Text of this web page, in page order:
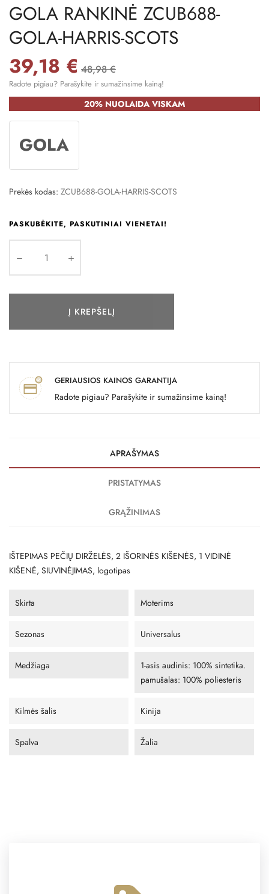
GOLA RANKINĖ ZCUB688-
GOLA-HARRIS-SCOTS
39,18 € 48,98 €
Radote pigiau? Parašykite ir sumažinsime kainą!
20% NUOLAIDA VISKAM
GOLA
Prekės kodas: ZCUB688-GOLA-HARRIS-SCOTS
PASKUBĖKITE, PASKUTINIAI VIENETAI!
Į KREPŠELĮ
GERIAUSIOS KAINOS GARANTIJA
Radote pigiau? Parašykite ir sumažinsime kainą!
APRAŠYMAS
PRISTATYMAS
GRĄŽINIMAS
IŠTEPIMAS PEČIŲ DIRŽELĖS, 2 ​​IŠORINĖS KIŠENĖS, 1 VIDINĖ
KIŠENĖ, SIUVINĖJIMAS, logotipas
Skirta Moterims
Sezonas Universalus
Medžiaga
1-asis audinis: 100% sintetika.
pamušalas: 100% poliesteris
Kilmės šalis Kinija
Spalva Žalia